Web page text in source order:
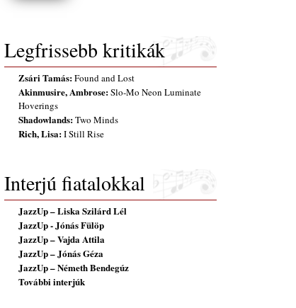
Legfrissebb kritikák
Zsári Tamás:Found and Lost
Akinmusire, Ambrose:Slo-Mo Neon Luminate
Hoverings
Shadowlands:Two Minds
Rich, Lisa:I Still Rise
Interjú fiatalokkal
JazzUp – Liska Szilárd Lél
JazzUp - Jónás Fülöp
JazzUp – Vajda Attila
JazzUp – Jónás Géza
JazzUp – Németh Bendegúz
További interjúk